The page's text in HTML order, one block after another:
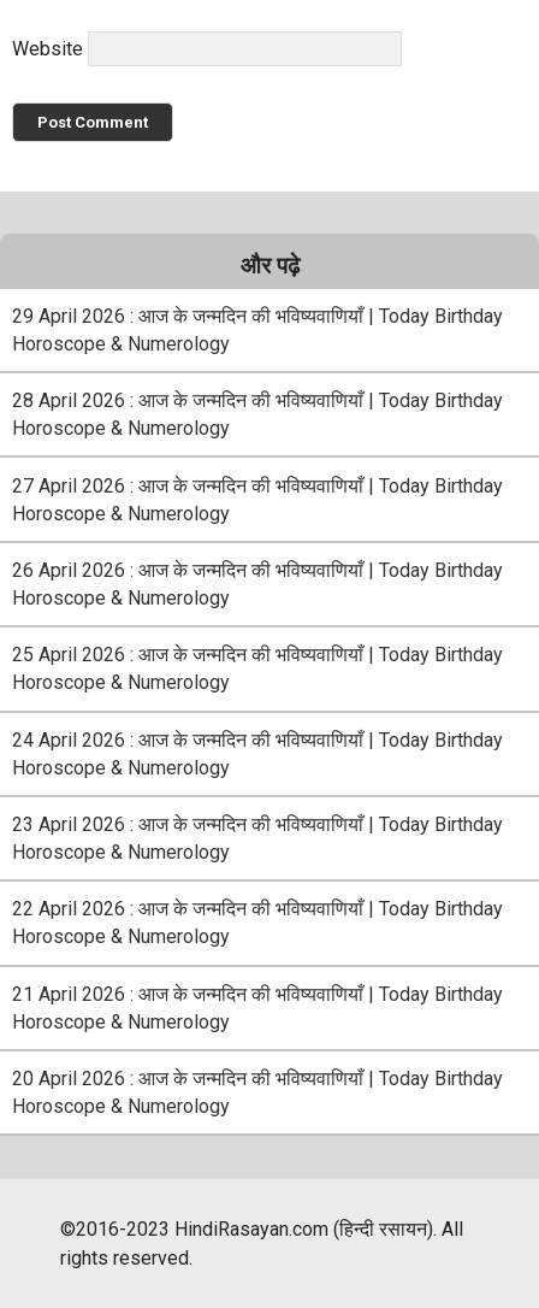
Website
और पढ़े
29 April 2026 : आज के जन्मदिन की भविष्यवाणियाँ | Today Birthday
Horoscope & Numerology
28 April 2026 : आज के जन्मदिन की भविष्यवाणियाँ | Today Birthday
Horoscope & Numerology
27 April 2026 : आज के जन्मदिन की भविष्यवाणियाँ | Today Birthday
Horoscope & Numerology
26 April 2026 : आज के जन्मदिन की भविष्यवाणियाँ | Today Birthday
Horoscope & Numerology
25 April 2026 : आज के जन्मदिन की भविष्यवाणियाँ | Today Birthday
Horoscope & Numerology
24 April 2026 : आज के जन्मदिन की भविष्यवाणियाँ | Today Birthday
Horoscope & Numerology
23 April 2026 : आज के जन्मदिन की भविष्यवाणियाँ | Today Birthday
Horoscope & Numerology
22 April 2026 : आज के जन्मदिन की भविष्यवाणियाँ | Today Birthday
Horoscope & Numerology
21 April 2026 : आज के जन्मदिन की भविष्यवाणियाँ | Today Birthday
Horoscope & Numerology
20 April 2026 : आज के जन्मदिन की भविष्यवाणियाँ | Today Birthday
Horoscope & Numerology
©2016-2023 HindiRasayan.com (हिन्दी रसायन). All
rights reserved.